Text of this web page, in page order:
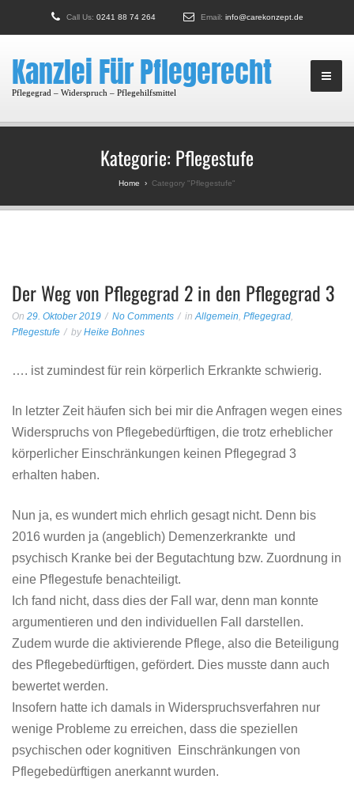
Call Us: 0241 88 74 264 Email: info@carekonzept.de
Kanzlei Für Pflegerecht
Pflegegrad – Widerspruch – Pflegehilfsmittel
Kategorie: Pflegestufe
Home › Category "Pflegestufe"
Der Weg von Pflegegrad 2 in den Pflegegrad 3
On 29. Oktober 2019 No Comments inAllgemein, Pflegegrad,
Pflegestufe
byHeike Bohnes
…. ist zumindest für rein körperlich Erkrankte schwierig.
In letzter Zeit häufen sich bei mir die Anfragen wegen eines
Widerspruchs von Pflegebedürftigen, die trotz erheblicher
körperlicher Einschränkungen keinen Pflegegrad 3
erhalten haben.
Nun ja, es wundert mich ehrlich gesagt nicht. Denn bis
2016 wurden ja (angeblich) Demenzerkrankte und
psychisch Kranke bei der Begutachtung bzw. Zuordnung in
eine Pflegestufe benachteiligt.
Ich fand nicht, dass dies der Fall war, denn man konnte
argumentieren und den individuellen Fall darstellen.
Zudem wurde die aktivierende Pflege, also die Beteiligung
des Pflegebedürftigen, gefördert. Dies musste dann auch
bewertet werden.
Insofern hatte ich damals in Widerspruchsverfahren nur
wenige Probleme zu erreichen, dass die speziellen
psychischen oder kognitiven Einschränkungen von
Pflegebedürftigen anerkannt wurden.